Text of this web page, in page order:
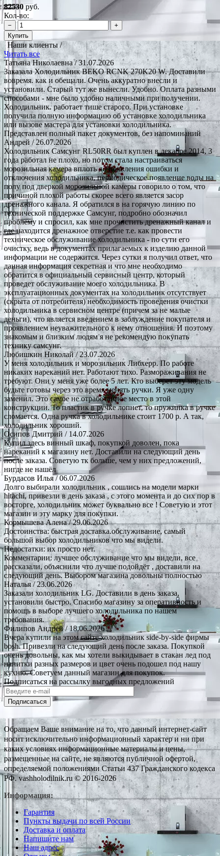
82530руб.
Кол-во:
−
+
Купить
Наши клиенты /
Читать все
Татьяна Николаевна/ 31.07.2026
Заказала Холодильник BEKO RCNK 270K20 W. Доставили
вовремя. как и обещали. Очень аккуратно внесли и
установили. Старый тут же вынесли. Удобно. Оплата разными
способами - мне было удобно наличными при получении.
Холодильник. работает тише старого. При установке
получила полную информацию об установке холодильника
или вызове мастера для установки холодильника.
Представлен полный пакет документов, без напоминаний
Андрей / 26.07.2026
Холодильник Самсунг RL50RR был куплен в декабре 2014, 3
года работал не плохо, но потом стала настраиваться
морозильная камера вплоть до появления ошибки и
отключения холодильника, периодическое появление воды на
полу под дверкой морозильной камеры говорило о том, что
причиной плохой работы скорее всего является засор
дренажного канала. Я обратился в на горячую линию по
технической поддержке Самсунг, подробно обозначил
проблему и спросил, как мне прочистить дренажный канал и
где находится дренажное отверстие т.е. как провести
техническое обслуживание холодильника - по сути его
очистку, ведь в документах прилагаемых к изделию данной
информации не содержится. Через сутки я получил ответ, что
данная информация секретная и что мне необходимо
обратится в официальный сервисный центр, который
проведет обслуживание моего холодильника. В
эксплуатационных документах на холодильник отсутствует
(скрыта от потребителя) необходимость проведения очистки
холодильника в сервисном центре (причем за не малые
деньги), что является введением в заблуждение покупателя и
проявлением неуважительного к нему отношения. И поэтому
знакомым и близким людям я не рекомендую покупать
технику самсунг.
Любишкин Николай/ 23.07.2026
У меня холодильник и морозильник Либхерр. По работе
никаких нареканий нет. Работают тихо. Размораживания не
требуют. Они у меня уже более 5 лет. Кто выберет эту модель
будьте готовы через это время менять ручки. Я уже одну
заменил. Это самое не отработанное место в этой
конструкции. То пластик в ручке лопнет, то пружинка в ручке
сломается. Одна ручка в холодильнике стоит 1700 р. А так,
холодильник хороший.
Осипов Дмитрий / 14.07.2026
Купил здесь винный шкаф, покупкой доволен, пока
нареканий к магазину нет. Доставили на следующий день
после заказа. Советую тк больше, чем у них предложений,
нигде не нашёл
Бурдасов Илья/ 06.07.2026
Долго выбирали холодильник , сошлись на модели марки
hitachi, привезли в день заказа , с этого момента и до сих пор в
восторге, холодильник может буквально все ! Советую и этот
магазин и эту марку для покупки.
Кормышева Алена/ 29.06.2026
Достоинства: быстрая доставка.обслуживание, самый
большой выбор холодильников что мы видели.
Недостатки: их просто нет.
Комментарии: лучшее обслуживание что мы видели, все
рассказали, объяснили что лучше подойдёт , доставили на
следующий день. Выбором магазина довольны полностью
Наталья/ 23.06.2026
Заказали холодильник LG. Доставили в день заказа,
установили быстро. Спасибо магазину за оперативность и
помощь в выборе лучшего холодильника по нашем
требования.
Филипов Андрей/ 18.06.2026
Вчера купили на этом сайте холодильник side-by-side фирмы
bosh. Привезли на следующий день после заказа. Покупкой
очень довольны, как мы хотели выкидывает в стакан лед под
напитки разных размеров и цвет очень подошел под нашу
кухню. Советуем данный магазин для покупок.
Подписаться на рассылку выгодных предложений
Подписаться
Обращаем Ваше внимание на то, что данный интернет-сайт
носит исключительно информационный характер и ни при
каких условиях информационные материалы и цены,
размещенные на сайте, не являются публичной офертой,
определяемой положениями Статьи 437 Гражданского кодекса
РФ. vashholodilnik.ru © 2016-2026
Информация:
Гарантия
Пункты выдачи по всей России
Доставка и оплата
Напишите нам
Наш адрес